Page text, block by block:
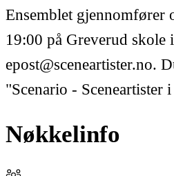
Ensemblet gjennomfører
19:00 på Greverud
epost@sceneartister.no.
"Scenario - Sceneartister
Nøkkelinfo